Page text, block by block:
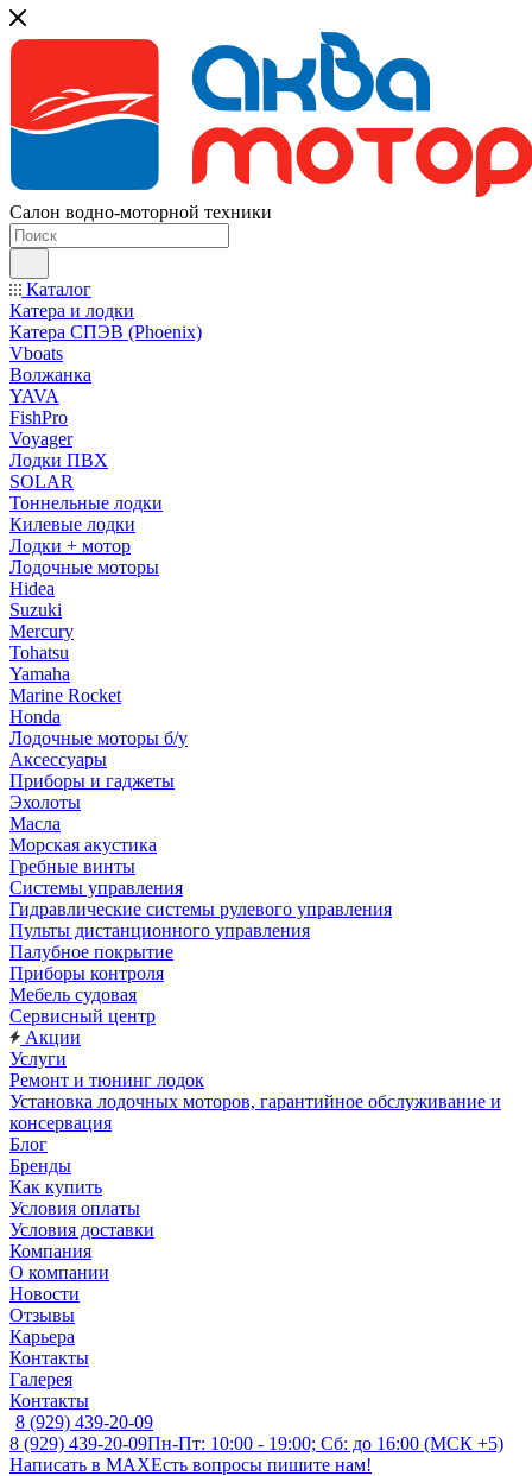
Салон водно-моторной техники
Каталог
Катера и лодки
Катера СПЭВ (Phoenix)
Vboats
Волжанка
YAVA
FishPro
Voyager
Лодки ПВХ
SOLAR
Тоннельные лодки
Килевые лодки
Лодки + мотор
Лодочные моторы
Hidea
Suzuki
Mercury
Tohatsu
Yamaha
Marine Rocket
Honda
Лодочные моторы б/у
Аксессуары
Приборы и гаджеты
Эхолоты
Масла
Морская акустика
Гребные винты
Системы управления
Гидравлические системы рулевого управления
Пульты дистанционного управления
Палубное покрытие
Приборы контроля
Мебель судовая
Сервисный центр
Акции
Услуги
Ремонт и тюнинг лодок
Установка лодочных моторов, гарантийное обслуживание и
консервация
Блог
Бренды
Как купить
Условия оплаты
Условия доставки
Компания
О компании
Новости
Отзывы
Карьера
Контакты
Галерея
Контакты
8 (929) 439-20-09
8 (929) 439-20-09Пн-Пт: 10:00 - 19:00; Сб: до 16:00 (МСК +5)
Написать в MAXЕсть вопросы пишите нам!